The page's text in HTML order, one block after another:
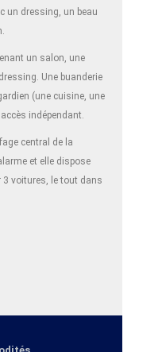
un dressing, un beau
un salon, une
Une buanderie
(une cuisine, une
indépendant.
central de la
et elle dispose
3 voitures, le tout dans